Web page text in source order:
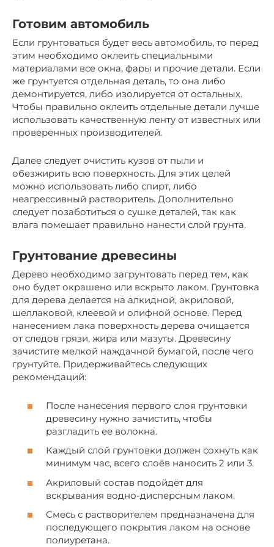
Готовим автомобиль
Если грунтоваться будет весь автомобиль, то перед
этим необходимо оклеить специальными
материалами все окна, фары и прочие детали. Если
же грунтуется отдельная деталь, то она либо
демонтируется, либо изолируется от остальных.
Чтобы правильно оклеить отдельные детали лучше
использовать качественную ленту от известных или
проверенных производителей.
Далее следует очистить кузов от пыли и
обезжирить всю поверхность. Для этих целей
можно использовать либо спирт, либо
неагрессивный растворитель. Дополнительно
следует позаботиться о сушке деталей, так как
влага помешает правильно нанести слой грунта.
Грунтование древесины
Дерево необходимо загрунтовать перед тем, как
оно будет окрашено или вскрыто лаком. Грунтовка
для дерева делается на алкидной, акриловой,
шеллаковой, клеевой и олифной основе. Перед
нанесением лака поверхность дерева очищается
от следов грязи, жира или мазуты. Древесину
зачистите мелкой наждачной бумагой, после чего
грунтуйте. Придерживайтесь следующих
рекомендаций:
После нанесения первого слоя грунтовки
древесину нужно зачистить, чтобы
разгладить ее волокна.
Каждый слой грунтовки должен сохнуть как
минимум час, всего слоёв наносить 2 или 3.
Акриловый состав подойдёт для
вскрывания водно-дисперсным лаком.
Смесь с растворителем предназначена для
последующего покрытия лаком на основе
полиуретана.